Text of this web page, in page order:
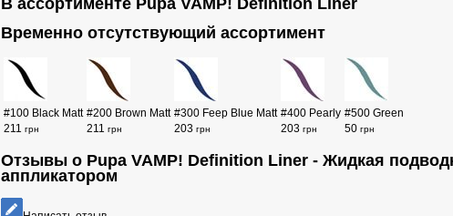
Временно отсутствующий ассортимент
#100 Black Matt
211 грн
#200 Brown Matt
211 грн
#300 Feep Blue Matt
203 грн
#400 Pearly
203 грн
#500 Green
50 грн
Отзывы о Pupa VAMP! Definition Liner - Жидкая
аппликатором